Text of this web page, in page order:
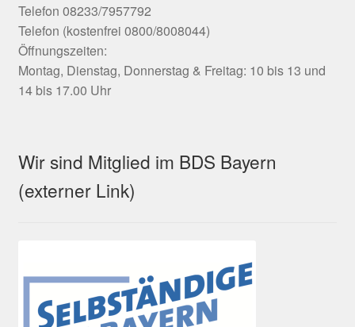
Telefon 08233/7957792
Telefon (kostenfrei 0800/8008044)
Öffnungszeiten:
Montag, Dienstag, Donnerstag & Freitag: 10 bis 13 und
14 bis 17.00 Uhr
Wir sind Mitglied im BDS Bayern
(externer Link)